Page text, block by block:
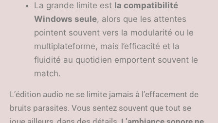
La grande limite est la compatibilité
Windows seule, alors que les attentes
pointent souvent vers la modularité ou le
multiplateforme, mais l’efficacité et la
fluidité au quotidien emportent souvent le
match.
L’édition audio ne se limite jamais à l’effacement de
bruits parasites. Vous sentez souvent que tout se